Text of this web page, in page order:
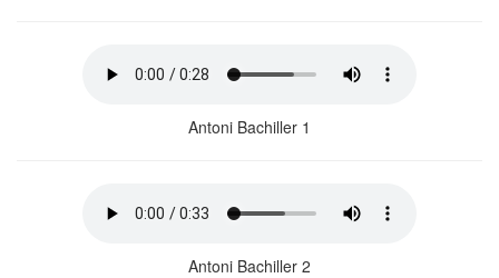
Antoni Bachiller 1
Antoni Bachiller 2